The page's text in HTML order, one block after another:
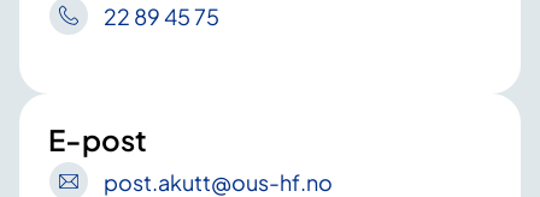
22 89 45 75
E-post
post .akutt@ous-hf .no